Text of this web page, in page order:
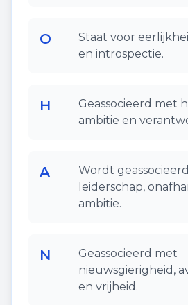
O
Staat voor
en introspectie.
H
Geassocieerd met
ambitie en
A
Wordt
leiderschap,
ambitie.
N
Geassocieerd met
nieuwsgierigheid,
en vrijheid.